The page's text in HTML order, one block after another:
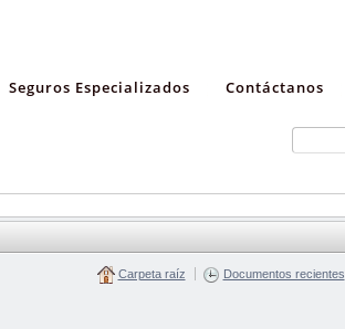
Seguros Especializados Contáctanos
Carpeta raíz Documentos recientes